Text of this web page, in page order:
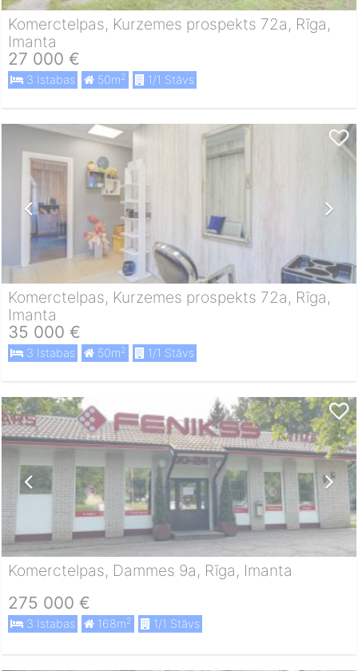
Komerctelpas, Kurzemes prospekts 72a, Rīga,
Imanta
27 000 €
3 Istabas 50m2 1/1 Stāvs
Komerctelpas, Kurzemes prospekts 72a, Rīga,
Imanta
35 000 €
3 Istabas 50m2 1/1 Stāvs
Komerctelpas, Dammes 9a, Rīga, Imanta
275 000 €
3 Istabas 168m2 1/1 Stāvs